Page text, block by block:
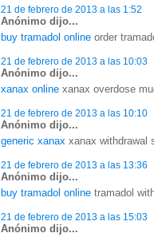
21 de febrero de 2013 a las 1:52
Anónimo dijo...
buy tramadol online order
21 de febrero de 2013 a las 10:03
Anónimo dijo...
xanax online xanax overdose
21 de febrero de 2013 a las 10:10
Anónimo dijo...
generic xanax xanax withdrawal
21 de febrero de 2013 a las 13:36
Anónimo dijo...
buy tramadol online tramadol
21 de febrero de 2013 a las 15:03
Anónimo dijo...